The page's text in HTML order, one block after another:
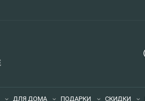
ДЛЯ ДОМА ПОДАРКИ СКИДКИ